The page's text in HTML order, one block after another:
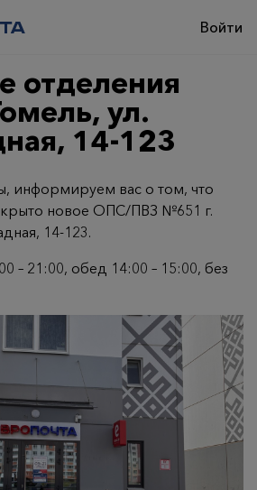
Войти
отделения
ул.
14-123
информируем вас о том, что
новое ОПС/ПВЗ №651 г.
14-123.
– 21:00, обед 14:00 – 15:00, без